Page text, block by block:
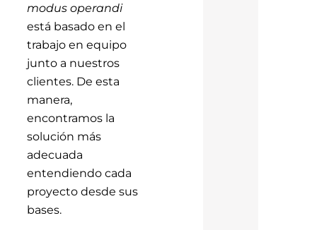
modus operandi
está basado en el
trabajo en equipo
junto a nuestros
clientes. De esta
manera,
encontramos la
solución más
adecuada
entendiendo cada
proyecto desde sus
bases.